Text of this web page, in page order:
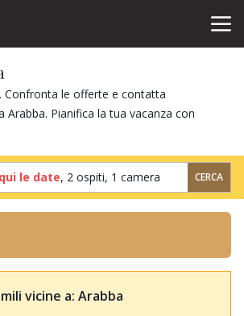
Confronta le offerte e contatta
Pianifica la tua vacanza con
le date, 2 ospiti, 1 camera CERCA
vicine a: Arabba